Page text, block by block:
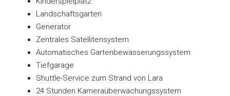
Landschaftsgarten
Generator
Zentrales Satellitensystem
Automatisches Gartenbewässerungssystem
Tiefgarage
Shuttle-Service zum Strand von Lara
24 Stunden Kameraüberwachungssystem